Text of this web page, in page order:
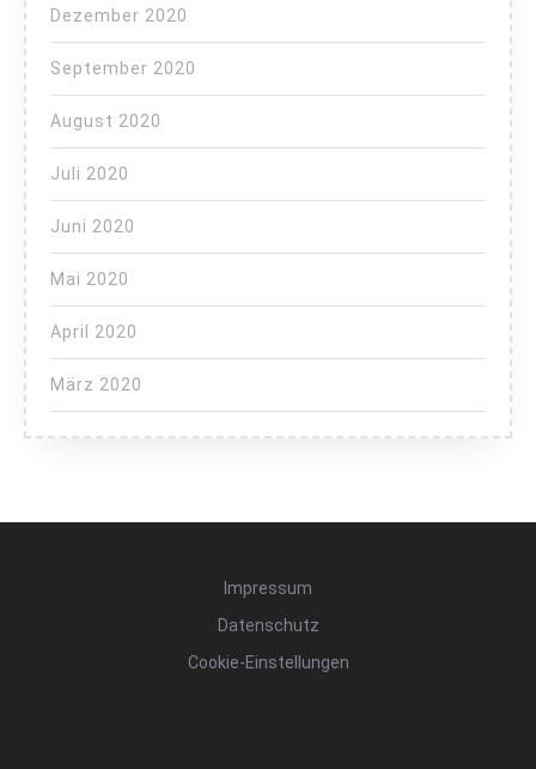
Dezember 2020
September 2020
August 2020
Juli 2020
Juni 2020
Mai 2020
April 2020
März 2020
Impressum
Datenschutz
Cookie-Einstellungen